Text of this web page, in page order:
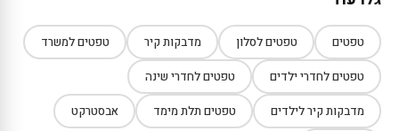
טפטים טפטים לסלון מדבקות קיר טפטים למשרד
טפטים לחדרי ילדים טפטים לחדרי שינה
מדבקות קיר לילדים טפטים תלת מימד אבסטרקט